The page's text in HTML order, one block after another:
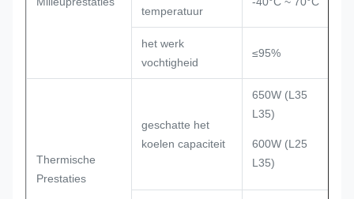
temperatuur
het werk
vochtigheid
≤95%
Thermische
Prestaties
geschatte het
koelen capaciteit
650W (L35
L35)
600W (L25
L35)